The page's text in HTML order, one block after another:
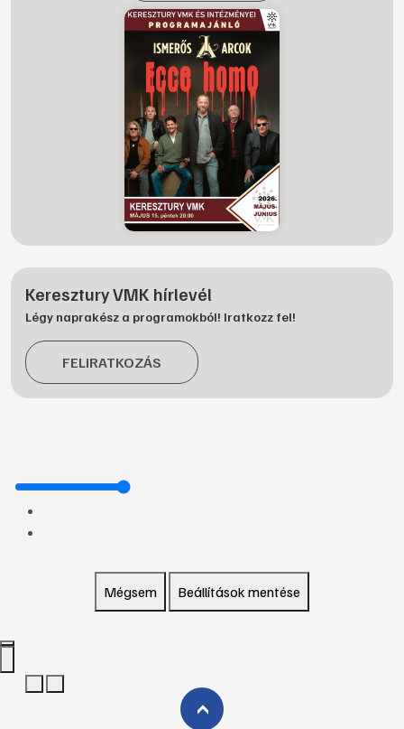
Keresztury VMK hírlevél
Légy naprakész a programokból! Iratkozz fel!
FELIRATKOZÁS
Mégsem Beállítások mentése
›